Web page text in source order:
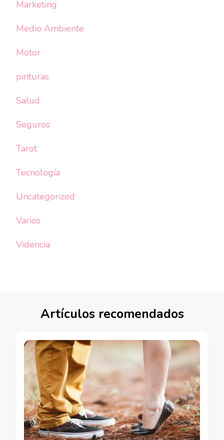
Marketing
Medio Ambiente
Motor
pinturas
Salud
Seguros
Tarot
Tecnología
Uncategorized
Varios
Videncia
Artículos recomendados